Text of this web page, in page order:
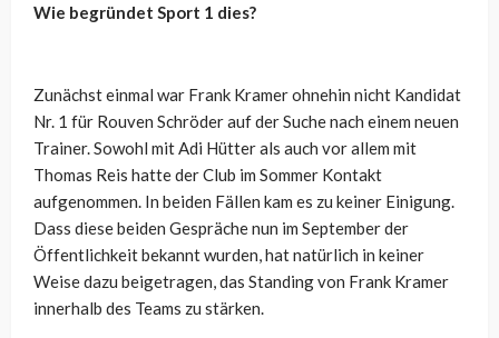
Wie begründet Sport 1 dies?
Zunächst einmal war Frank Kramer ohnehin nicht Kandidat
Nr. 1 für Rouven Schröder auf der Suche nach einem neuen
Trainer. Sowohl mit Adi Hütter als auch vor allem mit
Thomas Reis hatte der Club im Sommer Kontakt
aufgenommen. In beiden Fällen kam es zu keiner Einigung.
Dass diese beiden Gespräche nun im September der
Öffentlichkeit bekannt wurden, hat natürlich in keiner
Weise dazu beigetragen, das Standing von Frank Kramer
innerhalb des Teams zu stärken.